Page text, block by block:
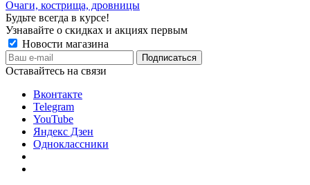
Очаги, кострища, дровницы
Будьте всегда в курсе!
Узнавайте о скидках и акциях первым
Новости магазина
Оставайтесь на связи
Вконтакте
Telegram
YouTube
Яндекс Дзен
Одноклассники